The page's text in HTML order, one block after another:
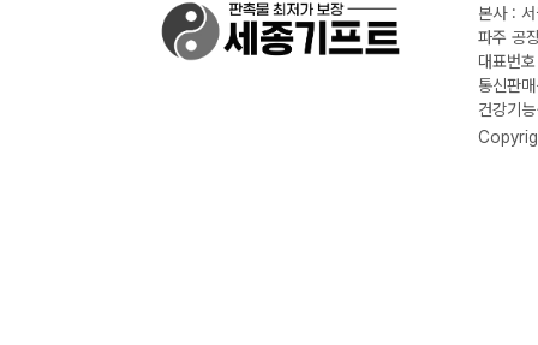
본사 :
파주 공
대표번
통신판
건강기